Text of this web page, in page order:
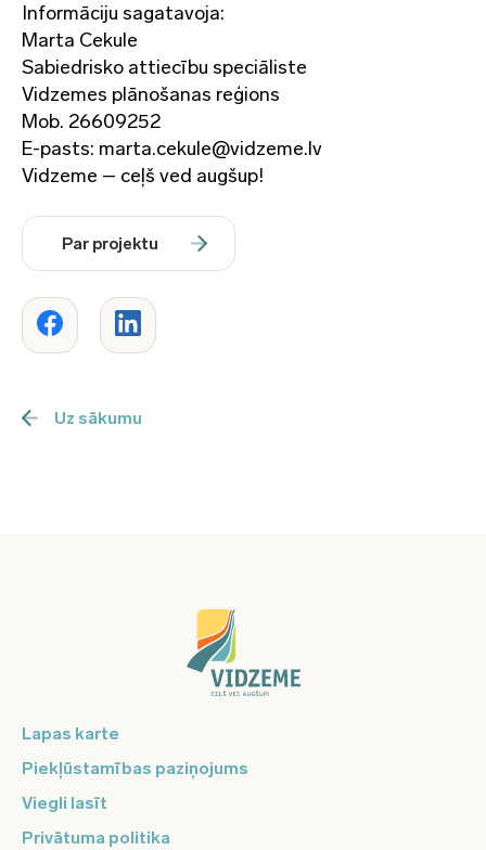
Informāciju sagatavoja:
Marta Cekule
Sabiedrisko attiecību speciāliste
Vidzemes plānošanas reģions
Mob. 26609252
E-pasts: marta.cekule@vidzeme.lv
Vidzeme – ceļš ved augšup!
Par projektu
Uz sākumu
Lapas karte
Piekļūstamības paziņojums
Viegli lasīt
Privātuma politika